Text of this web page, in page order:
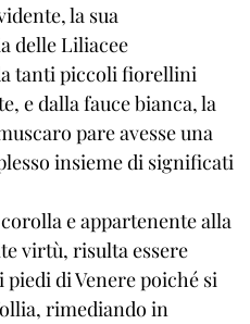
la sua
delle Liliacee
tanti piccoli fiorellini
e dalla fauce bianca, la
pare avesse una
insieme di significati
e appartenente alla
virtù, risulta essere
di Venere poiché si
rimediando in